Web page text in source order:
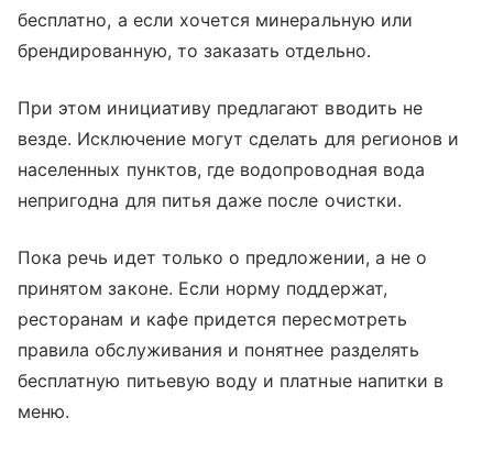
бесплатно, а если хочется минеральную или
брендированную, то заказать отдельно.
При этом инициативу предлагают вводить не
везде. Исключение могут сделать для регионов и
населенных пунктов, где водопроводная вода
непригодна для питья даже после очистки.
Пока речь идет только о предложении, а не о
принятом законе. Если норму поддержат,
ресторанам и кафе придется пересмотреть
правила обслуживания и понятнее разделять
бесплатную питьевую воду и платные напитки в
меню.